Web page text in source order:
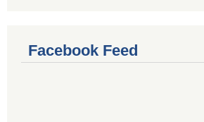
Facebook Feed